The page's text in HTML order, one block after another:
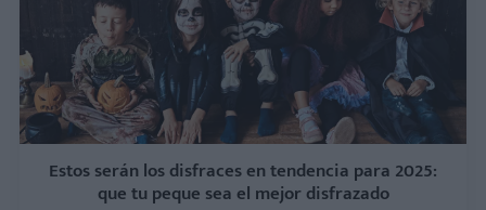
Estos serán los disfraces en tendencia para 2025:
que tu peque sea el mejor disfrazado